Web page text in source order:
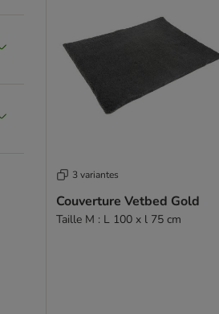
3 variantes
Couverture Vetbed Gold
Taille M : L 100 x l 75 cm